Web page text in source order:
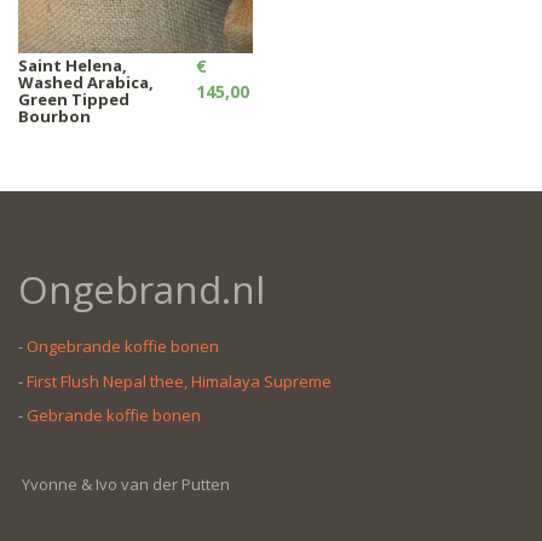
Saint Helena,
Washed Arabica,
Green Tipped
Bourbon
€
145,00
Ongebrand.nl
- Ongebrande koffie bonen
-First Flush Nepal thee, Himalaya Supreme
- Gebrande koffie bonen
Yvonne & Ivo van der Putten